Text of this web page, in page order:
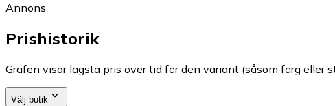
Annons
Prishistorik
Grafen visar lägsta pris över tid för den variant (såsom färg
Välj butik